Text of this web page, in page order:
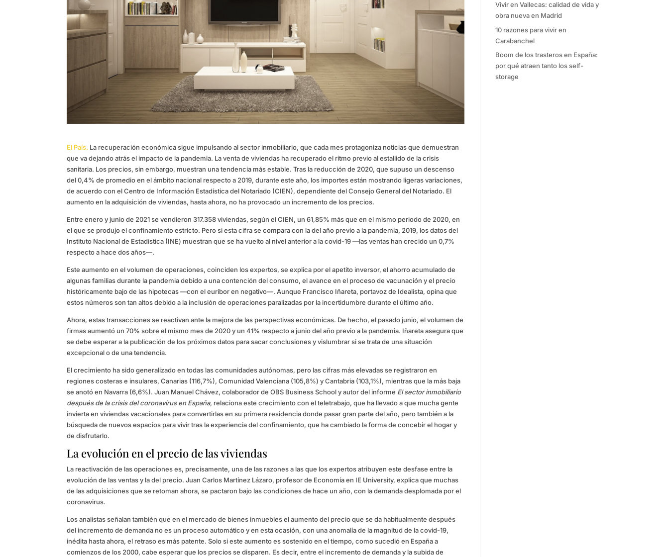
El País. La recuperación económica sigue impulsando al sector inmobiliario, que cada mes protagoniza noticias que demuestran
que va dejando atrás el impacto de la pandemia. La venta de viviendas ha recuperado el ritmo previo al estallido de la crisis
sanitaria. Los precios, sin embargo, muestran una tendencia más estable. Tras la reducción de 2020, que supuso un descenso
del 0,4% de promedio en el ámbito nacional respecto a 2019, durante este año, los importes están mostrando ligeras variaciones,
de acuerdo con el Centro de Información Estadística del Notariado (CIEN), dependiente del Consejo General del Notariado. El
aumento en la adquisición de viviendas, hasta ahora, no ha provocado un incremento de los precios.
Entre enero y junio de 2021 se vendieron 317.358 viviendas, según el CIEN, un 61,85% más que en el mismo periodo de 2020, en
el que se produjo el confinamiento estricto. Pero si esta cifra se compara con la del año previo a la pandemia, 2019, los datos del
Instituto Nacional de Estadística (INE) muestran que se ha vuelto al nivel anterior a la covid-19 —las ventas han crecido un 0,7%
respecto a hace dos años—.
Este aumento en el volumen de operaciones, coinciden los expertos, se explica por el apetito inversor, el ahorro acumulado de
algunas familias durante la pandemia debido a una contención del consumo, el avance en el proceso de vacunación y el precio
históricamente bajo de las hipotecas —con el euríbor en negativo—. Aunque Francisco Iñareta, portavoz de Idealista, opina que
estos números son tan altos debido a la inclusión de operaciones paralizadas por la incertidumbre durante el último año.
Ahora, estas transacciones se reactivan ante la mejora de las perspectivas económicas. De hecho, el pasado junio, el volumen de
firmas aumentó un 70% sobre el mismo mes de 2020 y un 41% respecto a junio del año previo a la pandemia. Iñareta asegura que
se debe esperar a la publicación de los próximos datos para sacar conclusiones y vislumbrar si se trata de una situación
excepcional o de una tendencia.
El crecimiento ha sido generalizado en todas las comunidades autónomas, pero las cifras más elevadas se registraron en
regiones costeras e insulares, Canarias (116,7%), Comunidad Valenciana (105,8%) y Cantabria (103,1%), mientras que la más baja
se anotó en Navarra (6,6%). Juan Manuel Chávez, colaborador de OBS Business School y autor del informe El sector inmobiliario
después de la crisis del coronavirus en España, relaciona este crecimiento con el teletrabajo, que ha llevado a que mucha gente
invierta en viviendas vacacionales para convertirlas en su primera residencia donde pasar gran parte del año, pero también a la
búsqueda de nuevos espacios para vivir tras la experiencia del confinamiento, que ha cambiado la forma de concebir el hogar y
de disfrutarlo.
La evolución en el precio de las viviendas
La reactivación de las operaciones es, precisamente, una de las razones a las que los expertos atribuyen este desfase entre la
evolución de las ventas y la del precio. Juan Carlos Martínez Lázaro, profesor de Economía en IE University, explica que muchas
de las adquisiciones que se retoman ahora, se pactaron bajo las condiciones de hace un año, con la demanda desplomada por el
coronavirus.
Los analistas señalan también que en el mercado de bienes inmuebles el aumento del precio que se da habitualmente después
del incremento de demanda no es un proceso automático y en esta ocasión, con una anomalía de la magnitud de la covid-19,
inédita hasta ahora, el retraso es más patente. Solo si este aumento es sostenido en el tiempo, como sucedió en España a
comienzos de los 2000, cabe esperar que los precios se disparen. Es decir, entre el incremento de demanda y la subida de
Vivir en Vallecas: calidad de vida y
obra nueva en Madrid
10 razones para vivir en
Carabanchel
Boom de los trasteros en España:
por qué atraen tanto los self-
storage